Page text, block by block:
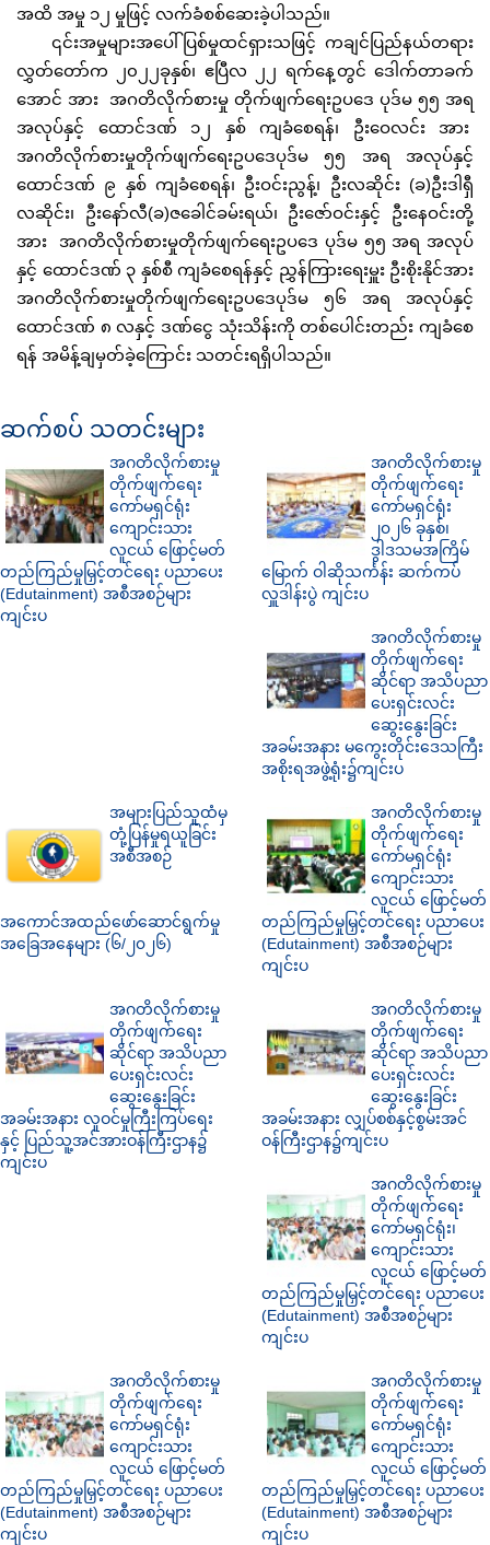
အထိ အမှု ၁၂ မှုဖြင့် လက်ခံစစ်ဆေးခဲ့ပါသည်။
၎င်းအမှုများအပေါ်ပြစ်မှုထင်ရှားသဖြင့် ကချင်ပြည်နယ်တရား
လွှတ်တော်က ၂၀၂၂ခုနှစ်၊ ဧပြီလ ၂၂ ရက်နေ့တွင် ဒေါက်တာခက်
အောင် အား အဂတိလိုက်စားမှု တိုက်ဖျက်ရေးဥပဒေ ပုဒ်မ ၅၅ အရ
အလုပ်နှင့် ထောင်ဒဏ် ၁၂ နှစ် ကျခံစေရန်၊ ဦးဝေလင်း အား
အဂတိလိုက်စားမှုတိုက်ဖျက်ရေးဥပဒေပုဒ်မ ၅၅ အရ အလုပ်နှင့်
ထောင်ဒဏ် ၉ နှစ် ကျခံစေရန်၊ ဦးဝင်းညွန့်၊ ဦးလဆိုင်း (ခ)ဦးဒါရှီ
လဆိုင်း၊ ဦးနော်လီ(ခ)ဇခေါင်ခမ်းရယ်၊ ဦးဇော်ဝင်းနှင့် ဦးနေဝင်းတို့
အား အဂတိလိုက်စားမှုတိုက်ဖျက်ရေးဥပဒေ ပုဒ်မ ၅၅ အရ အလုပ်
နှင့် ထောင်ဒဏ် ၃ နှစ်စီ ကျခံစေရန်နှင့် ညွှန်ကြားရေးမှူး ဦးစိုးနိုင်အား
အဂတိလိုက်စားမှုတိုက်ဖျက်ရေးဥပဒေပုဒ်မ ၅၆ အရ အလုပ်နှင့်
ထောင်ဒဏ် ၈ လနှင့် ဒဏ်ငွေ သုံးသိန်းကို တစ်ပေါင်းတည်း ကျခံစေ
ရန် အမိန့်ချမှတ်ခဲ့ကြောင်း သတင်းရရှိပါသည်။
ဆက်စပ် သတင်းများ
အဂတိလိုက်စားမှု
တိုက်ဖျက်ရေး
ကော်မရှင်ရုံး
ကျောင်းသား
လူငယ် ဖြောင့်မတ်
တည်ကြည်မှုမြှင့်တင်ရေး ပညာပေး
(Edutainment) အစီအစဉ်များ
ကျင်းပ
အဂတိလိုက်စားမှု
တိုက်ဖျက်ရေး
ကော်မရှင်ရုံး
၂၀၂၆ ခုနှစ်၊
ဒွါဒသမအကြိမ်
မြောက် ဝါဆိုသင်္ကန်း ဆက်ကပ်
လှူဒါန်းပွဲ ကျင်းပ
အဂတိလိုက်စားမှု
တိုက်ဖျက်ရေး
ဆိုင်ရာ အသိပညာ
ပေးရှင်းလင်း
ဆွေးနွေးခြင်း
အခမ်းအနား မကွေးတိုင်းဒေသကြီး
အစိုးရအဖွဲ့ရုံး၌ကျင်းပ
အများပြည်သူထံမှ
တုံ့ပြန်မှုရယူခြင်း
အစီအစဉ်
အကောင်အထည်ဖော်ဆောင်ရွက်မှု
အခြေအနေများ (၆/၂၀၂၆)
အဂတိလိုက်စားမှု
တိုက်ဖျက်ရေး
ကော်မရှင်ရုံး
ကျောင်းသား
လူငယ် ဖြောင့်မတ်
တည်ကြည်မှုမြှင့်တင်ရေး ပညာပေး
(Edutainment) အစီအစဉ်များ
ကျင်းပ
အဂတိလိုက်စားမှု
တိုက်ဖျက်ရေး
ဆိုင်ရာ အသိပညာ
ပေးရှင်းလင်း
ဆွေးနွေးခြင်း
အခမ်းအနား လူဝင်မှုကြီးကြပ်ရေး
နှင့် ပြည်သူ့အင်အားဝန်ကြီးဌာန၌
ကျင်းပ
အဂတိလိုက်စားမှု
တိုက်ဖျက်ရေး
ဆိုင်ရာ အသိပညာ
ပေးရှင်းလင်း
ဆွေးနွေးခြင်း
အခမ်းအနား လျှပ်စစ်နှင့်စွမ်းအင်
ဝန်ကြီးဌာန၌ကျင်းပ
အဂတိလိုက်စားမှု
တိုက်ဖျက်ရေး
ကော်မရှင်ရုံး၊
ကျောင်းသား
လူငယ် ဖြောင့်မတ်
တည်ကြည်မှုမြှင့်တင်ရေး ပညာပေး
(Edutainment) အစီအစဉ်များ
ကျင်းပ
အဂတိလိုက်စားမှု
တိုက်ဖျက်ရေး
ကော်မရှင်ရုံး
ကျောင်းသား
လူငယ် ဖြောင့်မတ်
တည်ကြည်မှုမြှင့်တင်ရေး ပညာပေး
(Edutainment) အစီအစဉ်များ
ကျင်းပ
အဂတိလိုက်စားမှု
တိုက်ဖျက်ရေး
ကော်မရှင်ရုံး
ကျောင်းသား
လူငယ် ဖြောင့်မတ်
တည်ကြည်မှုမြှင့်တင်ရေး ပညာပေး
(Edutainment) အစီအစဉ်များ
ကျင်းပ